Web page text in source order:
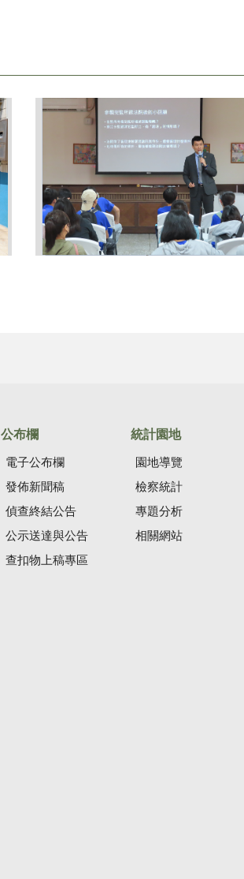
公布欄
電子公布欄
發佈新聞稿
偵查終結公告
公示送達與公告
查扣物上稿專區
統計園地
園地導覽
檢察統計
專題分析
相關網站